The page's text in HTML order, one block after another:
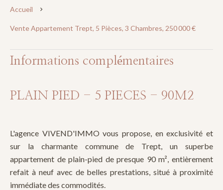
Accueil
Vente Appartement Trept, 5 Pièces, 3 Chambres, 250 000 €
Informations complémentaires
PLAIN PIED - 5 PIECES - 90M2
L'agence VIVEND'IMMO vous propose, en exclusivité et
sur la charmante commune de Trept, un superbe
appartement de plain-pied de presque 90 m², entièrement
refait à neuf avec de belles prestations, situé à proximité
immédiate des commodités.